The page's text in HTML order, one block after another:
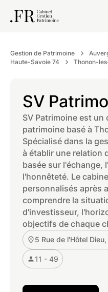
Gestion de Patrimoine
Haute-Savoie 74
Thonon-
SV
SV Patrimoine est
patrimoine basé à
Spécialisé dans la
à établir une relation
basée sur l'échange,
l'honnêteté. Le
personnalisés après
comprendre la
d'investisseur,
objectifs de chaque
5 Rue de l'Hôtel
11 - 49